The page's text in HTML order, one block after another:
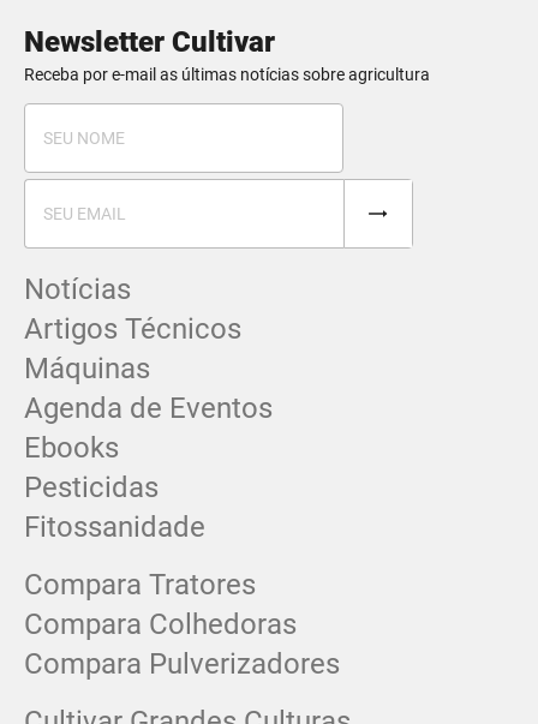
Newsletter Cultivar
Receba por e-mail as últimas notícias sobre agricultura
Notícias
Artigos Técnicos
Máquinas
Agenda de Eventos
Ebooks
Pesticidas
Fitossanidade
Compara Tratores
Compara Colhedoras
Compara Pulverizadores